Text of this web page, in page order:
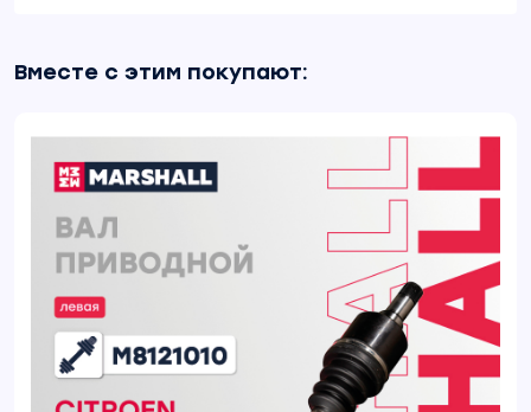
Вместе с этим покупают: